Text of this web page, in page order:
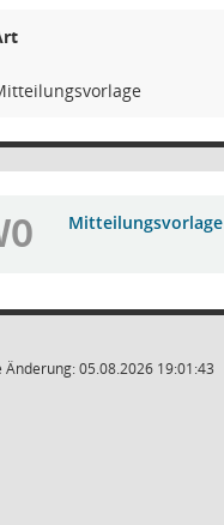
Mitteilungsvorlage
05.08.2026 19:01:43